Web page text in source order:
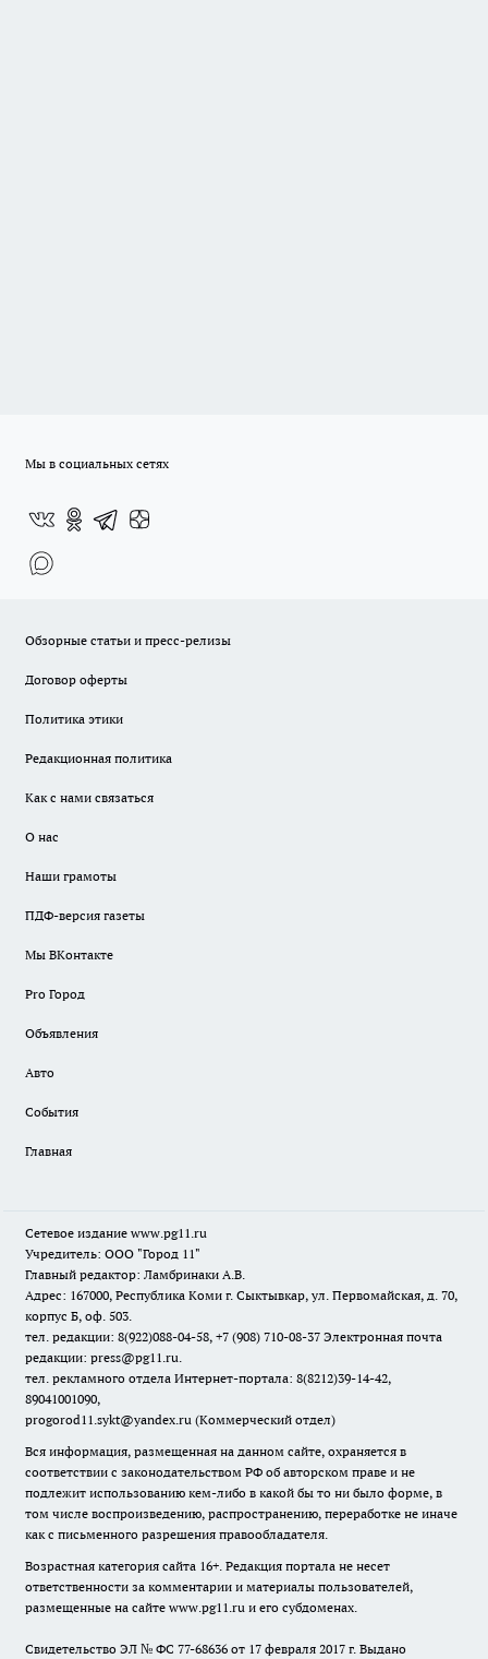
Мы в социальных сетях
Обзорные статьи и пресс-релизы
Договор оферты
Политика этики
Редакционная политика
Как с нами связаться
О нас
Наши грамоты
ПДФ-версия газеты
Мы ВКонтакте
Pro Город
Объявления
Авто
События
Главная
Сетевое издание www.pg11.ru
Учредитель: ООО "Город 11"
Главный редактор: Ламбринаки А.В.
Адрес: 167000, Республика Коми г. Сыктывкар, ул. Первомайская, д. 70,
корпус Б, оф. 503.
тел. редакции: 8(922)088-04-58, +7 (908) 710-08-37 Электронная почта
редакции: press@pg11.ru.
тел. рекламного отдела Интернет-портала: 8(8212)39-14-42,
89041001090,
progorod11.sykt@yandex.ru (Коммерческий отдел)
Вся информация, размещенная на данном сайте, охраняется в
соответствии с законодательством РФ об авторском праве и не
подлежит использованию кем-либо в какой бы то ни было форме, в
том числе воспроизведению, распространению, переработке не иначе
как с письменного разрешения правообладателя.
Возрастная категория сайта 16+. Редакция портала не несет
ответственности за комментарии и материалы пользователей,
размещенные на сайте www.pg11.ru и его субдоменах.
Свидетельство ЭЛ № ФС 77-68636 от 17 февраля 2017 г. Выдано